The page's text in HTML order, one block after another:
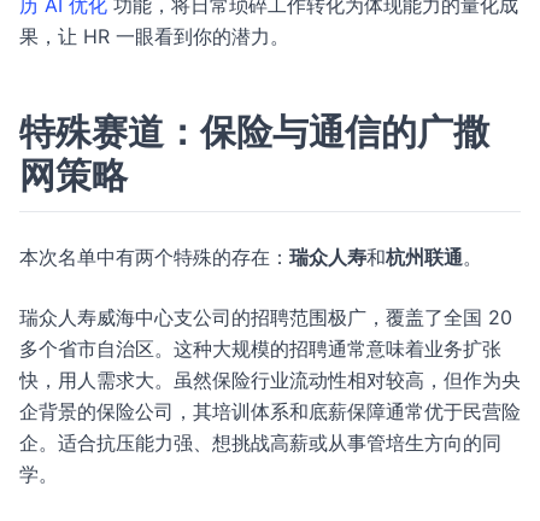
历 AI 优化 功能，将日常琐碎工作转化为体现能力的量化成
果，让 HR 一眼看到你的潜力。
特殊赛道：保险与通信的广撒
网策略
本次名单中有两个特殊的存在： 瑞众人寿和杭州联通。
瑞众人寿威海中心支公司的招聘范围极广，覆盖了全国 20
多个省市自治区。这种大规模的招聘通常意味着业务扩张
快，用人需求大。虽然保险行业流动性相对较高，但作为央
企背景的保险公司，其培训体系和底薪保障通常优于民营险
企。适合抗压能力强、想挑战高薪或从事管培生方向的同
学。